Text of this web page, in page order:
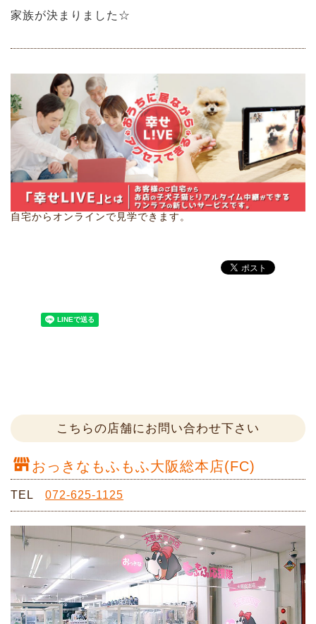
家族が決まりました☆
自宅からオンラインで見学できます。
こちらの店舗にお問い合わせ下さい
おっきなもふもふ大阪総本店(FC)
TEL 072-625-1125